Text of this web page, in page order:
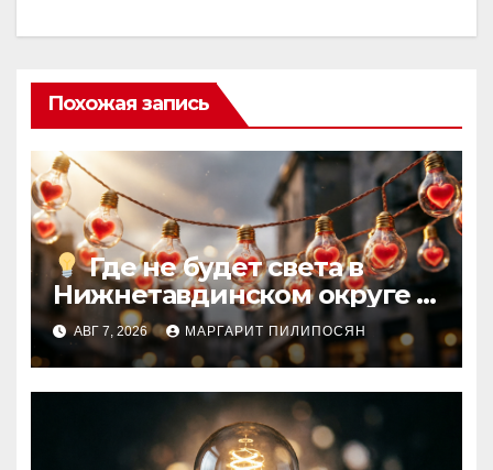
Похожая запись
Где не будет света в
Нижнетавдинском округе
АВГ 7, 2026 МАРГАРИТ ПИЛИПОСЯН